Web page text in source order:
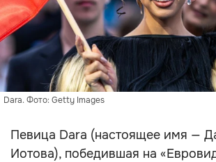
Dara. Фото: Getty Images
Певица Dara (настоящее имя —
Иотова), победившая на